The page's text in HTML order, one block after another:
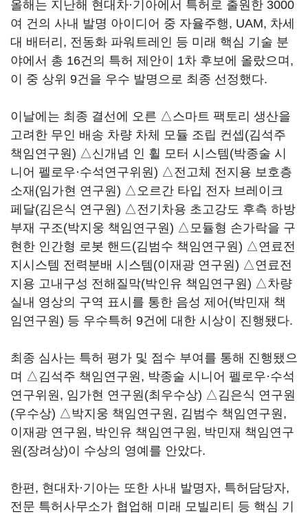
올해는 지난해 현대차·기아에서 특허로 출원한 3000
여 건의 사내 발명 아이디어 중 자율주행, UAM, 차세
대 배터리, 전동화 파워트레인 등 미래 핵심 기술 분
야에서 총 16건의 특허 제안이 1차 후보에 올랐으며,
이 중 상위 9건을 우수 발명으로 최종 선정했다.
이날에는 최종 결선에 오른 △스마트 팩토리 생산을
고려한 무인 배송 차량 차체 모듈 조립 컨셉(김석주
책임연구원) △신개념 인 휠 모터 시스템(박종술 시
니어 펠로우·수석연구위원) △전고체 전지용 보호층
소재(임가현 연구원) △오르간 타입 전자 브레이크
페달(김은식 연구원) △전기차용 초고강도 후측 하방
부재 구조(박지웅 책임연구원) △모듈형 손가락을 구
현한 인간형 로봇 핸드(김범수 책임연구원) △연료전
지시스템 전력분배 시스템(이재광 연구원) △연료전
지용 고내구성 전해질막(박인유 책임연구원) △차량
실내 영상의 구역 표시를 통한 음성 제어(박민재 책
임연구원) 등 우수특허 9건에 대한 시상이 진행됐다.
최종 심사는 특허 평가 및 점수 부여를 통해 진행됐으
며 △김석주 책임연구원, 박종술 시니어 펠로우·수석
연구위원, 임가현 연구원(최우수상) △김은식 연구원
(우수상) △박지웅 책임연구원, 김범수 책임연구원,
이재광 연구원, 박인유 책임연구원, 박민재 책임연구
원(장려상)이 수상의 영예를 안았다.
한편, 현대차·기아는 또한 사내 발명자, 특허담당자,
전문 특허사무소가 협업해 미래 모빌리티 등 핵심 기